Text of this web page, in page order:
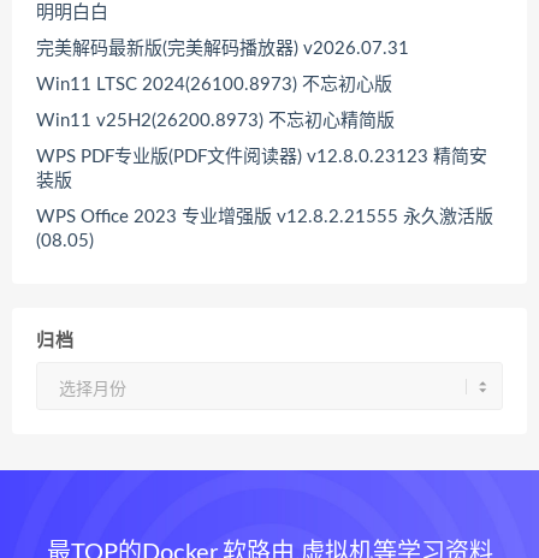
明明白白
完美解码最新版(完美解码播放器) v2026.07.31
Win11 LTSC 2024(26100.8973) 不忘初心版
Win11 v25H2(26200.8973) 不忘初心精简版
WPS PDF专业版(PDF文件阅读器) v12.8.0.23123 精简安
装版
WPS Office 2023 专业增强版 v12.8.2.21555 永久激活版
(08.05)
归档